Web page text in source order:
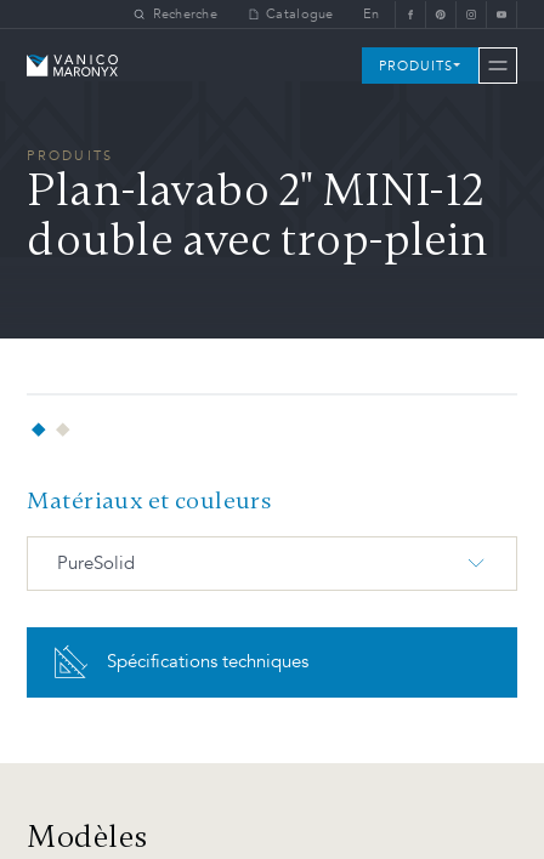
Skip to main contentRecherche Catalogue En
Vanico-Maronyx PRODUITS
PRODUITS
Plan-lavabo 2" MINI-12
double avec trop-plein
Matériaux et couleurs
PureSolid
Spécifications techniques
Modèles